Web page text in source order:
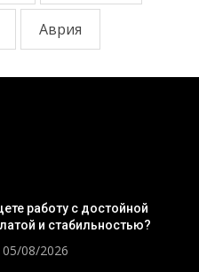
Аврия
работу с достойной
и стабильностью?
05/08/2026